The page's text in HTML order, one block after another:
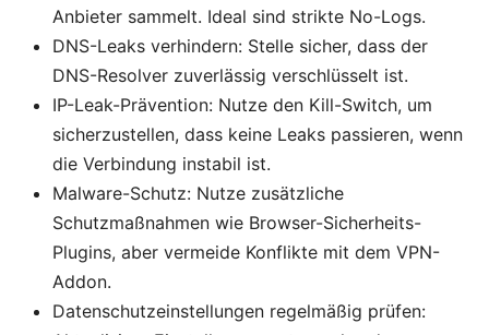
Anbieter sammelt. Ideal sind strikte No-Logs.
DNS-Leaks verhindern: Stelle sicher, dass der
DNS-Resolver zuverlässig verschlüsselt ist.
IP-Leak-Prävention: Nutze den Kill-Switch, um
sicherzustellen, dass keine Leaks passieren, wenn
die Verbindung instabil ist.
Malware-Schutz: Nutze zusätzliche
Schutzmaßnahmen wie Browser-Sicherheits-
Plugins, aber vermeide Konflikte mit dem VPN-
Addon.
Datenschutzeinstellungen regelmäßig prüfen: